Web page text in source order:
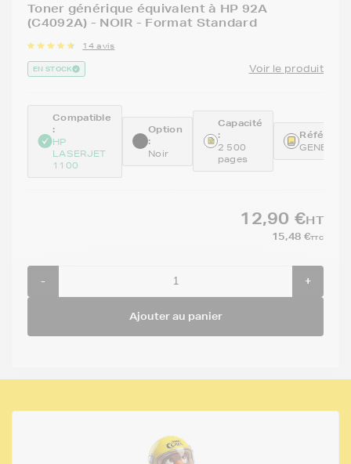
Toner générique équivalent à HP 92A
(C4092A) - NOIR - Format Standard
14 avis
EN STOCK Voir le produit
Compatible
:
HP
LASERJET
1100
Option
:
Noir
Capacité
:
2 500
pages
12,90 €HT
15,48 €TTC
- +
Ajouter au panier